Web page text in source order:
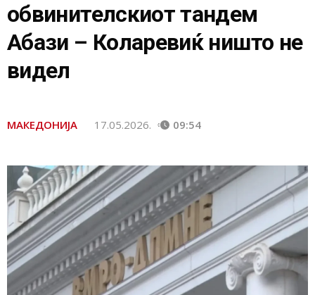
обвинителскиот тандем
Абази – Коларевиќ ништо не
видел
МАКЕДОНИЈА 17.05.2026. 09:54